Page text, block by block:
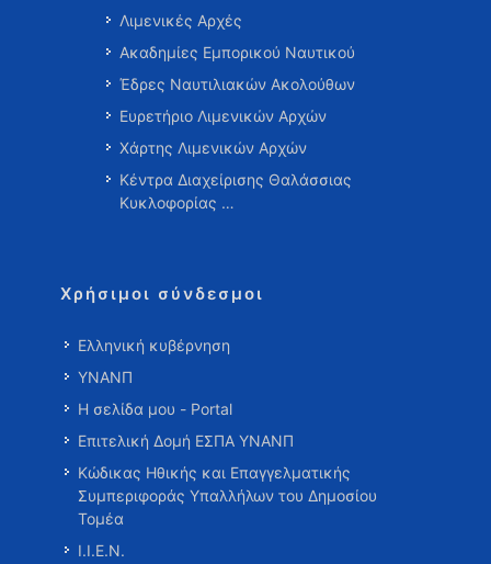
Λιμενικές Αρχές
Ακαδημίες Εμπορικού Ναυτικού
Έδρες Ναυτιλιακών Ακολούθων
Ευρετήριο Λιμενικών Αρχών
Χάρτης Λιμενικών Αρχών
Κέντρα Διαχείρισης Θαλάσσιας
Κυκλοφορίας …
Χρήσιμοι σύνδεσμοι
Ελληνική κυβέρνηση
ΥΝΑΝΠ
Η σελίδα μου - Portal
Επιτελική Δομή ΕΣΠΑ ΥΝΑΝΠ
Κώδικας Ηθικής και Επαγγελματικής
Συμπεριφοράς Υπαλλήλων του Δημοσίου
Τομέα
Ι.Ι.Ε.Ν.